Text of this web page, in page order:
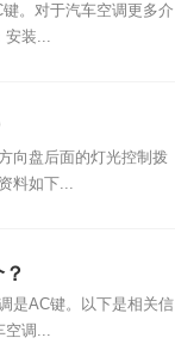
。对于汽车空调更多介
安装...
向盘后面的灯光控制拨
料如下...
是AC键。以下是相关信
调...